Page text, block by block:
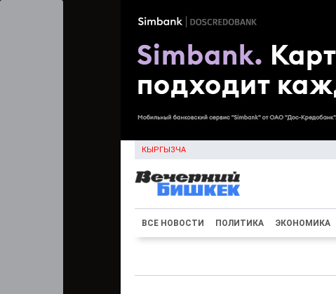
КЫРГЫЗЧА
ВСЕ НОВОСТИ ПОЛИТИКА ЭКОНОМИКА